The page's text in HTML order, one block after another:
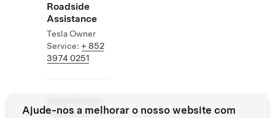
Roadside
Assistance
Tesla Owner
Service: + 852
3974 0251
disponível
Ajude-nos a melhorar o nosso website com